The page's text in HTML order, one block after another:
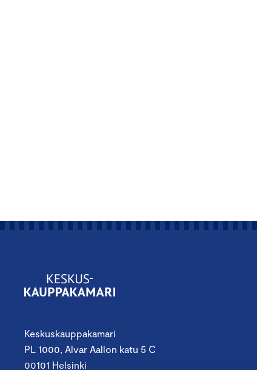
Keskuskauppakamari
PL 1000, Alvar Aallon katu 5 C
00101 Helsinki